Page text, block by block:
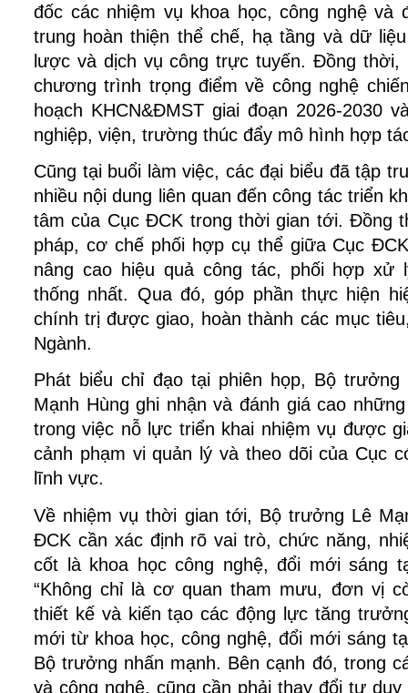
đốc các nhiệm vụ khoa học, công nghệ và
trung hoàn thiện thể chế, hạ tầng và dữ
lược và dịch vụ công trực tuyến. Đồng thời,
chương trình trọng điểm về công nghệ
hoạch KHCN&ĐMST giai đoạn 2026-2030
nghiệp, viện, trường thúc đẩy mô hình hợp
Cũng tại buổi làm việc, các đại biểu đã tập
nhiều nội dung liên quan đến công tác triển
tâm của Cục ĐCK trong thời gian tới. Đồng
pháp, cơ chế phối hợp cụ thể giữa Cục
nâng cao hiệu quả công tác, phối hợp xử
thống nhất. Qua đó, góp phần thực hiện
chính trị được giao, hoàn thành các mục
Ngành.
Phát biểu chỉ đạo tại phiên họp, Bộ
Mạnh Hùng ghi nhận và đánh giá cao
trong việc nỗ lực triển khai nhiệm vụ được
cảnh phạm vi quản lý và theo dõi của Cục
lĩnh vực.
Về nhiệm vụ thời gian tới, Bộ trưởng Lê
ĐCK cần xác định rõ vai trò, chức năng,
cốt là khoa học công nghệ, đổi mới sáng
“Không chỉ là cơ quan tham mưu, đơn vị
thiết kế và kiến tạo các động lực tăng
mới từ khoa học, công nghệ, đổi mới sáng
Bộ trưởng nhấn mạnh. Bên cạnh đó, trong
và công nghệ, cũng cần phải thay đổi tư